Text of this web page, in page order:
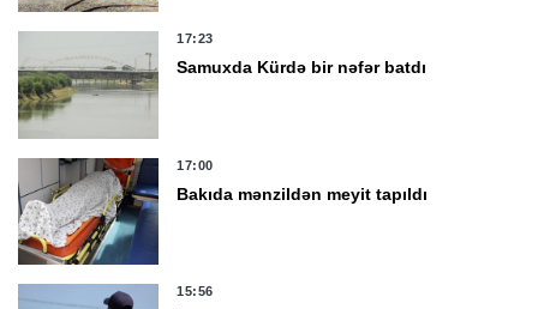
17:23
Samuxda Kürdə bir nəfər batdı
17:00
Bakıda mənzildən meyit tapıldı
15:56